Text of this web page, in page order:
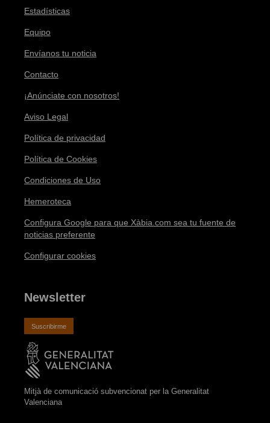
Estadísticas
Equipo
Envíanos tu noticia
Contacto
¡Anúnciate con nosotros!
Aviso Legal
Política de privacidad
Política de Cookies
Condiciones de Uso
Hemeroteca
Configura Google para que Xàbia.com sea tu fuente de
noticias preferente
Configurar cookies
Newsletter
Suscribirme
Mitjà de comunicació subvencionat per la Generalitat
Valenciana